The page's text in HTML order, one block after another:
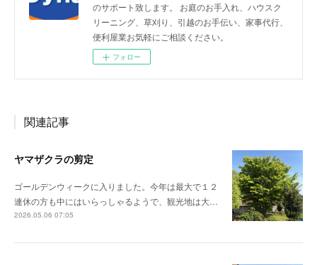
のサポート致します。 お庭のお手入れ、ハウスク
リーニング、草刈り、引越のお手伝い、家事代行、
便利屋業お気軽にご相談ください。
フォロー
関連記事
ヤマザクラの剪定
ゴールデンウィークに入りました。今年は最大で１２
連休の方も中にはいらっしゃるようで、観光地は大…
2026.05.06 07:05